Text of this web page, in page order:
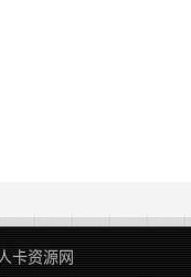
卡资源网